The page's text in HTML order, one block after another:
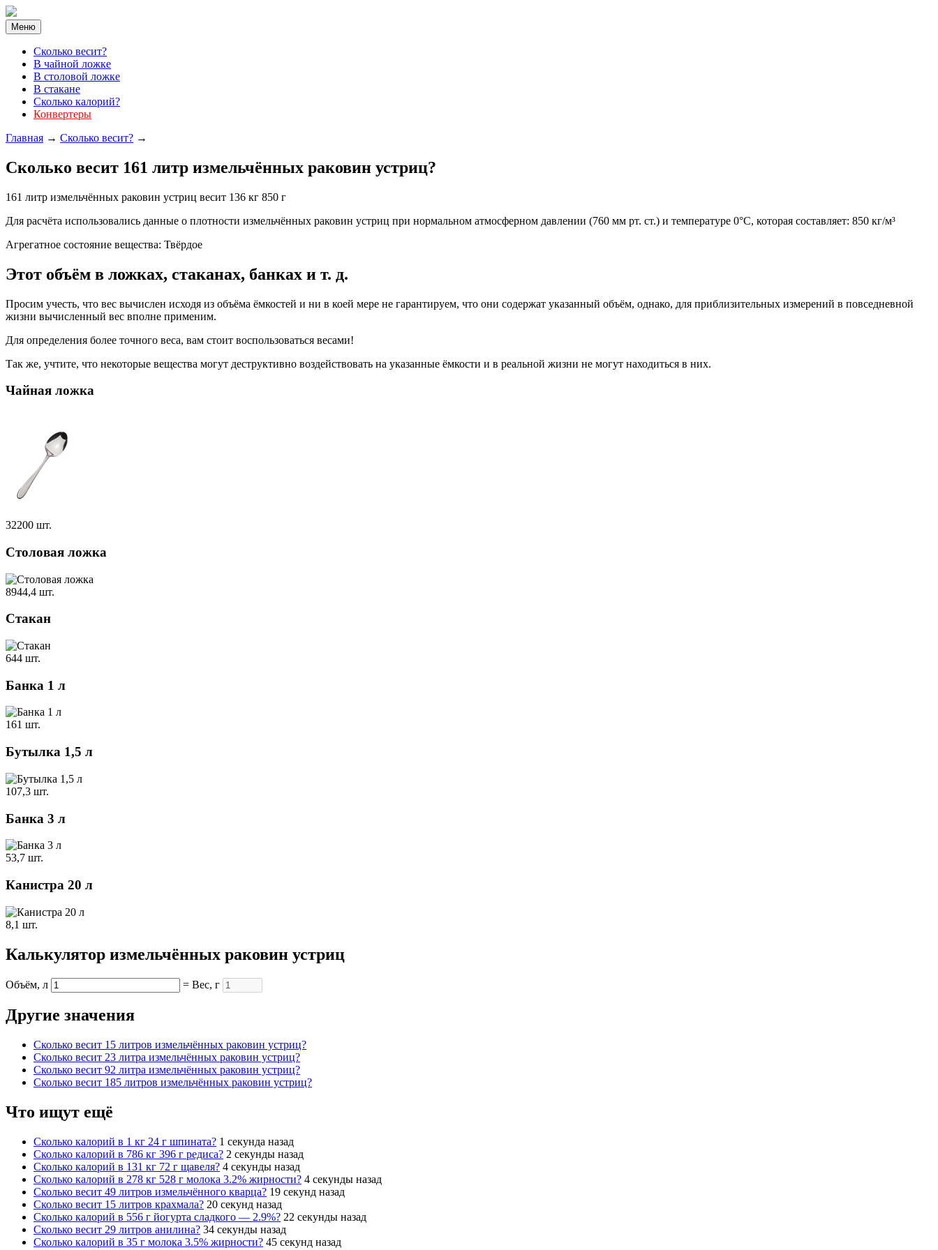
Меню
Cколько весит?
В чайной ложке
В столовой ложке
В стакане
Сколько калорий?
Конвертеры
Главная → Сколько весит? →
Cколько весит 161 литр измельчённых раковин устриц?
161 литр измельчённых раковин устриц весит 136 кг 850 г
Для расчёта использовались данные о плотности измельчённых раковин устриц при нормальном атмосферном давлении (760 мм рт. ст.) и температуре 0°C, которая составляет: 850 кг/м³
Агрегатное состояние вещества: Твёрдое
Этот объём в ложках, стаканах, банках и т. д.
Просим учесть, что вес вычислен исходя из объёма ёмкостей и ни в коей мере не гарантируем, что они содержат указанный объём, однако, для приблизительных измерений в повседневной
жизни вычисленный вес вполне применим.
Для определения более точного веса, вам стоит воспользоваться весами!
Так же, учтите, что некоторые вещества могут деструктивно воздействовать на указанные ёмкости и в реальной жизни не могут находиться в них.
Чайная ложка
32200 шт.
Столовая ложка
8944,4 шт.
Стакан
644 шт.
Банка 1 л
161 шт.
Бутылка 1,5 л
107,3 шт.
Банка 3 л
53,7 шт.
Канистра 20 л
8,1 шт.
Калькулятор измельчённых раковин устриц
Объём, л = Вес, г
Другие значения
Cколько весит 15 литров измельчённых раковин устриц?
Cколько весит 23 литра измельчённых раковин устриц?
Cколько весит 92 литра измельчённых раковин устриц?
Cколько весит 185 литров измельчённых раковин устриц?
Что ищут ещё
Cколько калорий в 1 кг 24 г шпината? 1 секунда назад
Cколько калорий в 786 кг 396 г редиса? 2 секунды назад
Cколько калорий в 131 кг 72 г щавеля? 4 секунды назад
Cколько калорий в 278 кг 528 г молока 3.2% жирности? 4 секунды назад
Cколько весит 49 литров измельчённого кварца? 19 секунд назад
Cколько весит 15 литров крахмала? 20 секунд назад
Cколько калорий в 556 г йогурта сладкого — 2.9%? 22 секунды назад
Cколько весит 29 литров анилина? 34 секунды назад
Cколько калорий в 35 г молока 3.5% жирности? 45 секунд назад